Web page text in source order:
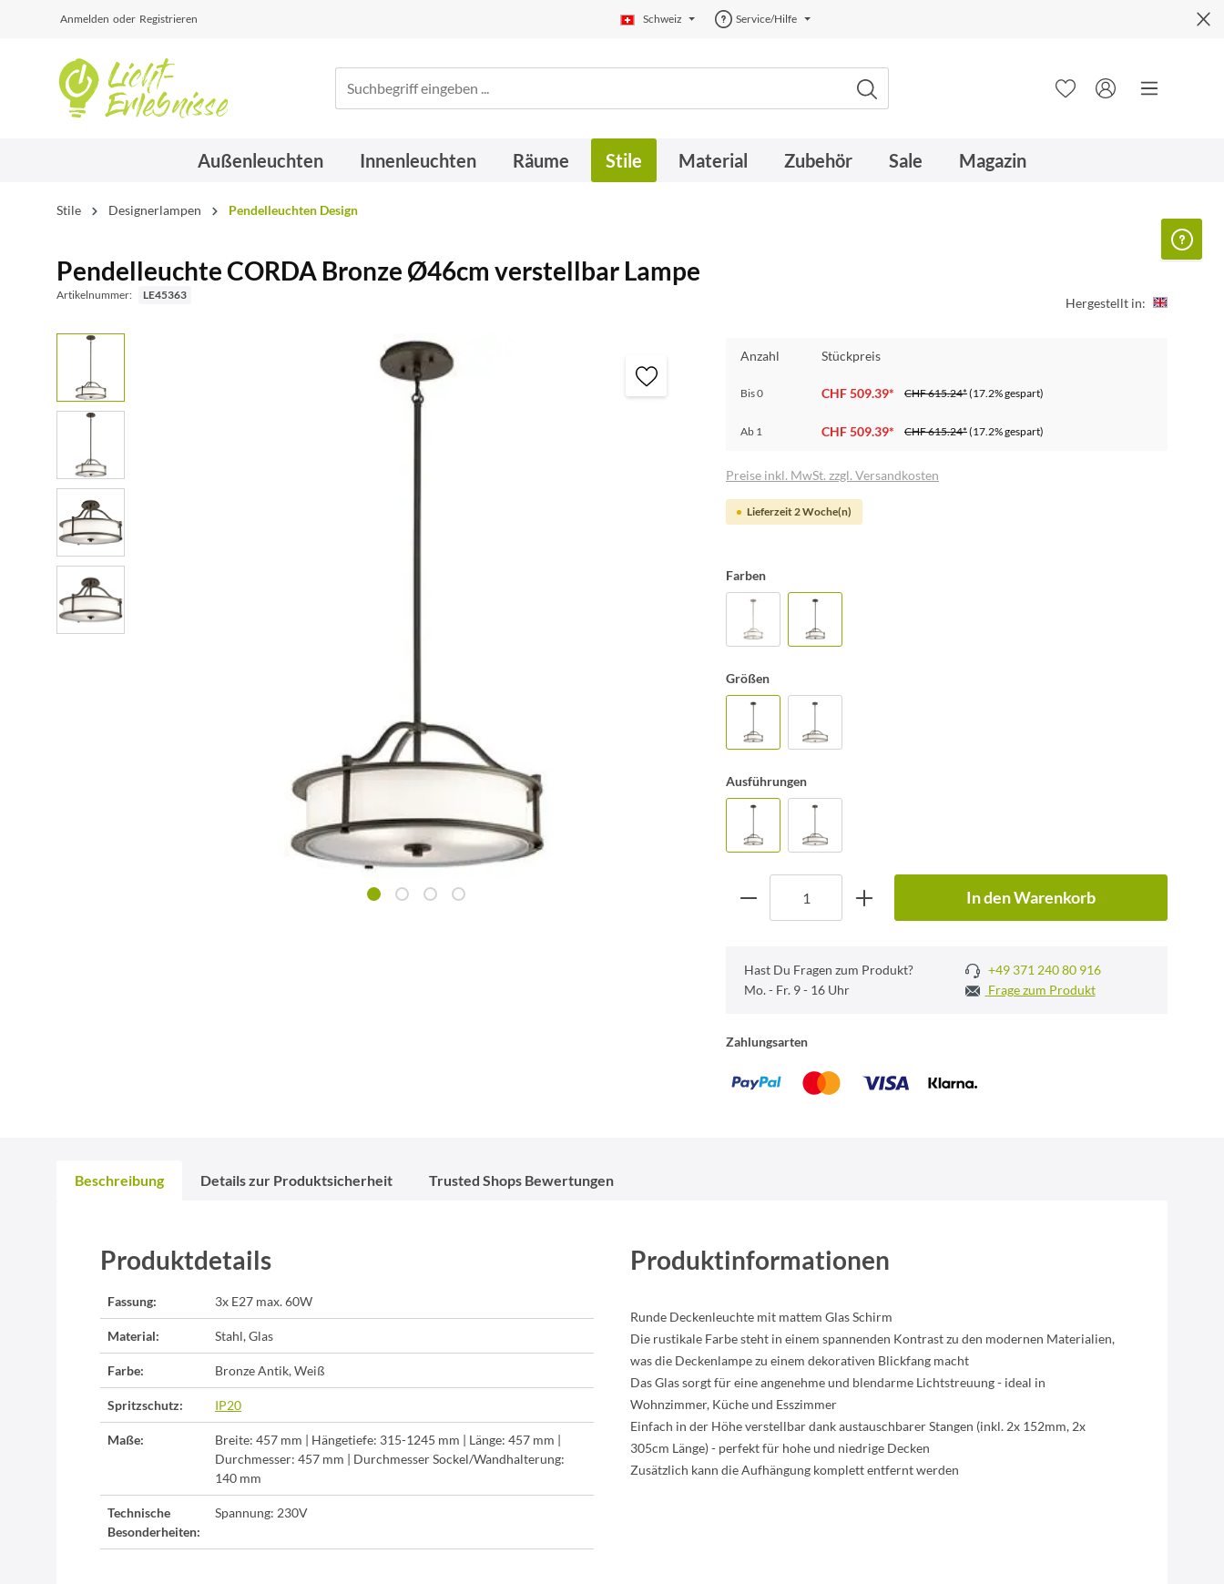
Anmelden oder Registrieren Schweiz Service/Hilfe
Außenleuchten Innenleuchten Räume Stile Material Zubehör Sale Magazin
Stile Designerlampen Pendelleuchten Design
Pendelleuchte CORDA Bronze Ø46cm verstellbar Lampe
Artikelnummer: LE45363 Hergestellt in:
Anzahl Stückpreis
Bis0 CHF 509.39* CHF 615.24*(17.2% gespart)
Ab 1 CHF 509.39* CHF 615.24*(17.2% gespart)
Preise inkl. MwSt. zzgl. Versandkosten
Lieferzeit 2 Woche(n)
Farben
Größen
Ausführungen
In den Warenkorb
Hast Du Fragen zum Produkt?
+49 371 240 80 916
Mo. - Fr. 9 - 16 Uhr
Frage zum Produkt
Zahlungsarten
Beschreibung Details zur Produktsicherheit Trusted Shops Bewertungen
Produktdetails
Fassung: 3x E27 max. 60W
Material: Stahl, Glas
Farbe: Bronze Antik, Weiß
Spritzschutz: IP20
Maße:
Breite: 457 mm | Hängetiefe: 315-1245 mm | Länge: 457 mm |
Durchmesser: 457 mm | Durchmesser Sockel/Wandhalterung:
140 mm
Technische
Besonderheiten:
Spannung: 230V
Produktinformationen
Runde Deckenleuchte mit mattem Glas Schirm
Die rustikale Farbe steht in einem spannenden Kontrast zu den modernen Materialien,
was die Deckenlampe zu einem dekorativen Blickfang macht
Das Glas sorgt für eine angenehme und blendarme Lichtstreuung - ideal in
Wohnzimmer, Küche und Esszimmer
Einfach in der Höhe verstellbar dank austauschbarer Stangen (inkl. 2x 152mm, 2x
305cm Länge) - perfekt für hohe und niedrige Decken
Zusätzlich kann die Aufhängung komplett entfernt werden